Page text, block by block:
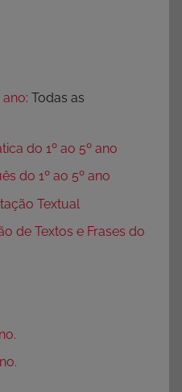
ano: Todas as
do 1º ao 5º ano
do 1º ao 5º ano
Textual
de Textos e Frases do